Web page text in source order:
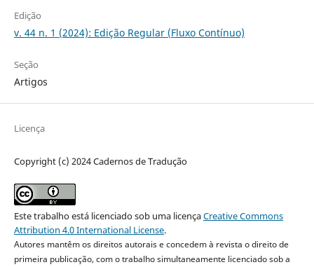
Edição
v. 44 n. 1 (2024): Edição Regular (Fluxo Contínuo)
Seção
Artigos
Licença
Copyright (c) 2024 Cadernos de Tradução
Este trabalho está licenciado sob uma licençaCreative Commons
Attribution 4.0 International License.
Autores mantêm os direitos autorais e concedem à revista o direito de
primeira publicação, com o trabalho simultaneamente licenciado sob a